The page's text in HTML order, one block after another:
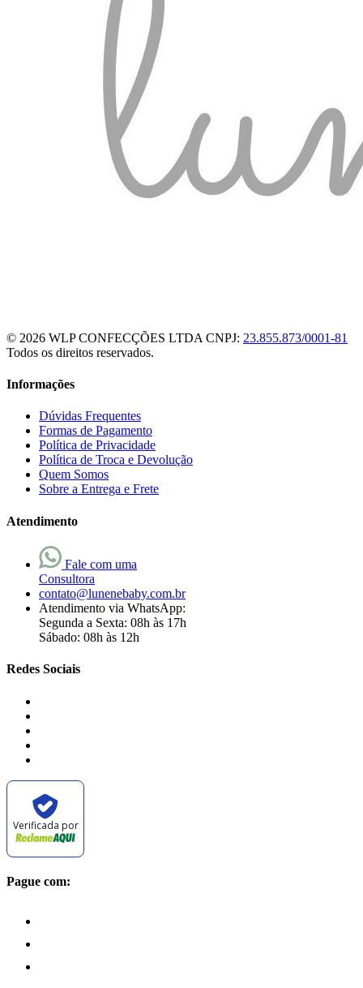
© 2026 WLP CONFECÇÕES LTDA CNPJ: 23.855.873/0001-81
Todos os direitos reservados.
Informações
Dúvidas Frequentes
Formas de Pagamento
Política de Privacidade
Política de Troca e Devolução
Quem Somos
Sobre a Entrega e Frete
Atendimento
Fale com uma
Consultora
contato@lunenebaby.com.br
Atendimento via WhatsApp:
Segunda a Sexta: 08h às 17h
Sábado: 08h às 12h
Redes Sociais
Verificada por
Pague com: